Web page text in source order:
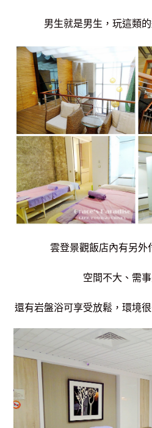
男生就是男生，玩這類
雲登景觀飯店內有另外
空間不大、需事
還有岩盤浴可享受放鬆，環境